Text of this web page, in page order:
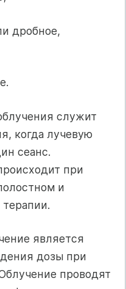
дробное,
служит
когда лучевую
сеанс.
при
и
является
дозы при
проводят